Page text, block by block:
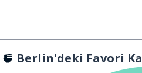
Berlin'deki Favori Kafem